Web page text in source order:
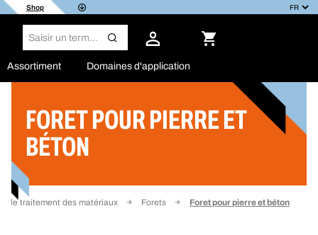
Shop
Assortiment Domaines d'application
FORET POUR PIERRE ET
BÉTON
le traitement des matériaux Forets Foret pour pierre et béton
Filtrer